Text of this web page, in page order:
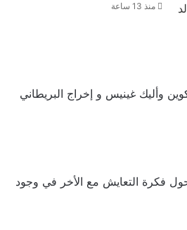
منذ 13 ساعة
وأليك غينيس و إخراج البريطاني
و فرنسا من إنتاج عام 1996 تدور أحداثه حول فكرة التعايش مع الأخر في وجود